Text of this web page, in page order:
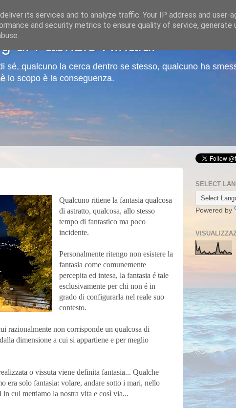
di Fabrizio Rinaldi
sé, qualcuno la cerca dentro se stesso, qualcuno ha
lo scopo è la conseguenza.
Qualcuno ritiene la fantasia qualcosa
di astratto, qualcosa, allo stesso
tempo di fantastico ma poco
incidente.
Personalmente ritengo non esistere la
fantasia come comunemente
percepita ed intesa, la fantasia é tale
esclusivamente per chi non é in
grado di configurarla nel reale suo
contesto.
razionalmente non corrisponde un qualcosa di
dimensione a cui si appartiene e per meglio
o vissuta viene definita fantasia... Qualche
era solo fantasia: volare, andare sotto i mari, nello
cui mettiamo la nostra vita e così via...
SELECT
Powered by
its services and to analyze traffic. Your IP address and user-
and security metrics to ensure quality of service, generate